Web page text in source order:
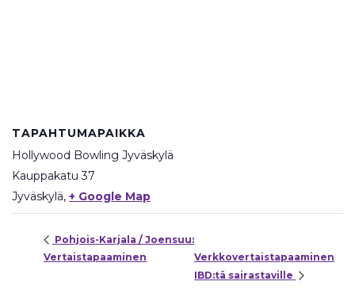
TAPAHTUMAPAIKKA
Hollywood Bowling Jyväskylä
Kauppakatu 37
Jyväskylä, + Google Map
Pohjois-Karjala / Joensuu:
Vertaistapaaminen
Verkkovertaistapaaminen
IBD:tä sairastaville